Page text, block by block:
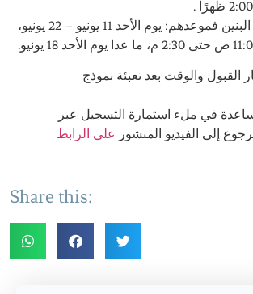
أما الأباء لقسم البنين فموعدهم: يوم الأحد 11 يونيو – 22 يونيو،
القبول والوقت بعد تعبئة نموذج
في ملء استمارة التسجيل عبر
إلى الفيديو المنشور
على الرابط
Share this: